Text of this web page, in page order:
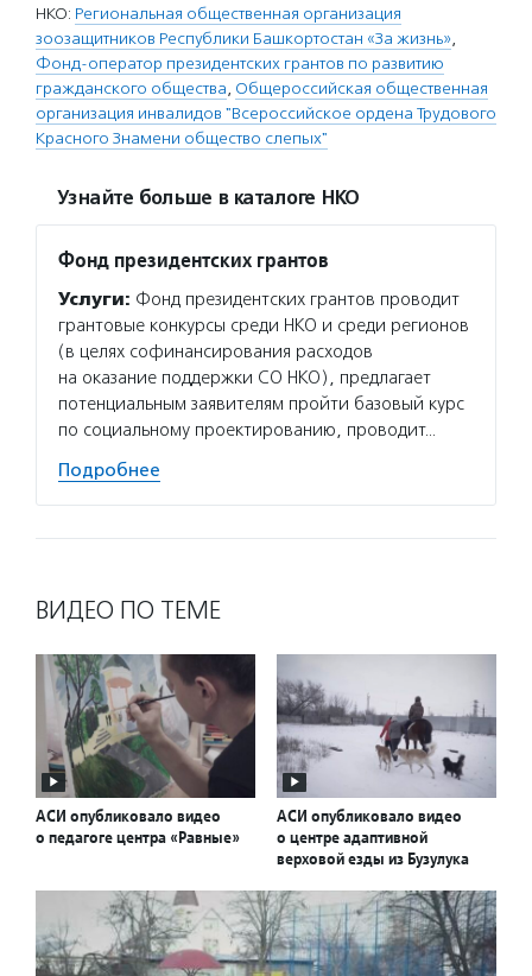
НКО: Региональная общественная организация
зоозащитников Республики Башкортостан «За жизнь»,
Фонд-оператор президентских грантов по развитию
гражданского общества, Общероссийская общественная
организация инвалидов "Всероссийское ордена Трудового
Красного Знамени общество слепых"
Узнайте больше в каталоге НКО
Фонд президентских грантов
Услуги: Фонд президентских грантов проводит
грантовые конкурсы среди НКО и среди регионов
(в целях софинансирования расходов
на оказание поддержки СО НКО), предлагает
потенциальным заявителям пройти базовый курс
по социальному проектированию, проводит…
Подробнее
ВИДЕО ПО ТЕМЕ
АСИ опубликовало видео
о педагоге центра «Равные»
АСИ опубликовало видео
о центре адаптивной
верховой езды из Бузулука